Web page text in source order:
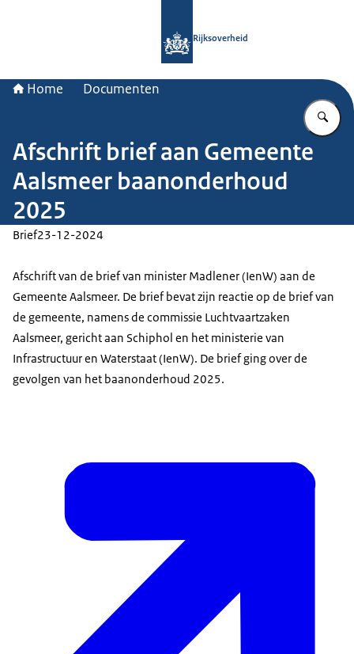
Rijksoverheid
Home Documenten
Afschrift brief aan Gemeente
Aalsmeer baanonderhoud
2025
Brief23-12-2024
Afschrift van de brief van minister Madlener (IenW) aan de
Gemeente Aalsmeer. De brief bevat zijn reactie op de brief van
de gemeente, namens de commissie Luchtvaartzaken
Aalsmeer, gericht aan Schiphol en het ministerie van
Infrastructuur en Waterstaat (IenW). De brief ging over de
gevolgen van het baanonderhoud 2025.